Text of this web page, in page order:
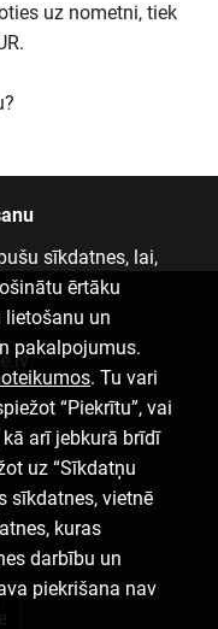
uz nometni, tiek
sīkdatnes, lai,
ērtāku
un
pakalpojumus.
. Tu vari
“Piekrītu”, vai
arī jebkurā brīdī
uz “Sīkdatņu
sīkdatnes, vietnē
kuras
darbību un
piekrišana nav